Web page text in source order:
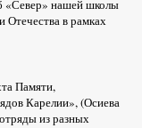
«Север» нашей школы
Отечества в рамках
Памяти,
Карелии», (Осиева
из разных